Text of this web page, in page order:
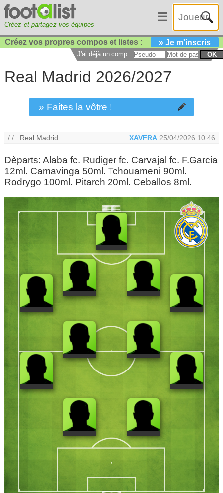
Créez et partagez vos équipes
☰
Créez vos propres compos et listes : » Je m'inscris
J'ai déjà un compte : OK
Real Madrid 2026/2027
» Faites la vôtre !
/ / Real Madrid XAVFRA 25/04/2026 10:46
Dèparts: Alaba fc. Rudiger fc. Carvajal fc. F.Garcia
12ml. Camavinga 50ml. Tchouameni 90ml.
Rodrygo 100ml. Pitarch 20ml. Ceballos 8ml.